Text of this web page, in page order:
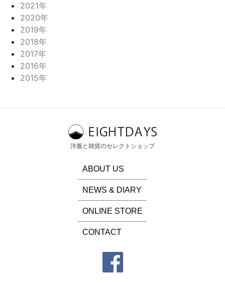
2021年
2020年
2019年
2018年
2017年
2016年
2015年
洋服と雑貨のセレクトショップ
ABOUT US
NEWS & DIARY
ONLINE STORE
CONTACT